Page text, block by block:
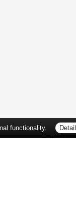
functionality.